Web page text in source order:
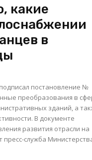
какие
в
постановление №
преобразования в
зданий, а
документе
развития отрасли на
служба